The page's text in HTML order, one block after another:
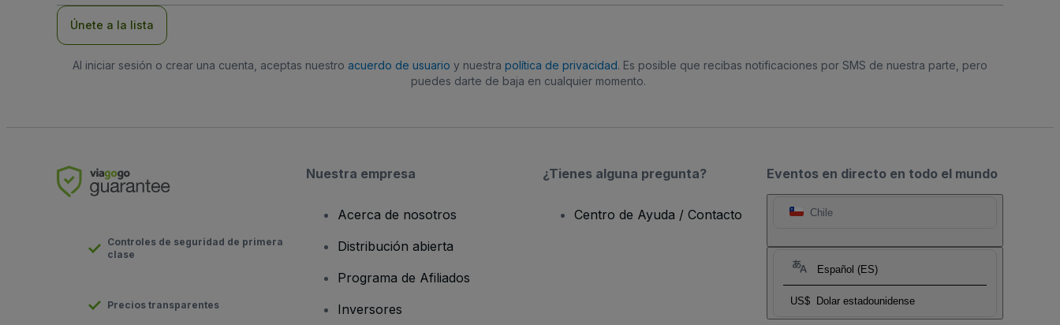
Únete a la lista
Al iniciar sesión o crear una cuenta, aceptas nuestro acuerdo de usuario y nuestra política de privacidad. Es posible que recibas notificaciones por SMS de nuestra parte, pero
puedes darte de baja en cualquier momento.
Eventos en directo en todo el mundo
Chile
Español (ES)
US$ Dolar estadounidense
Controles de seguridad de primera
clase
Precios transparentes
Nuestra empresa
Acerca de nosotros
Distribución abierta
Programa de Afiliados
Inversores
¿Tienes alguna pregunta?
Centro de Ayuda / Contacto